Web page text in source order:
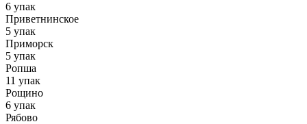
6 упак
Приветнинское
5 упак
Приморск
5 упак
Ропша
11 упак
Рощино
6 упак
Рябово